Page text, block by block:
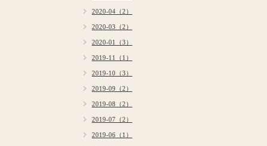
2020-04（2）
2020-03（2）
2020-01（3）
2019-11（1）
2019-10（3）
2019-09（2）
2019-08（2）
2019-07（2）
2019-06（1）